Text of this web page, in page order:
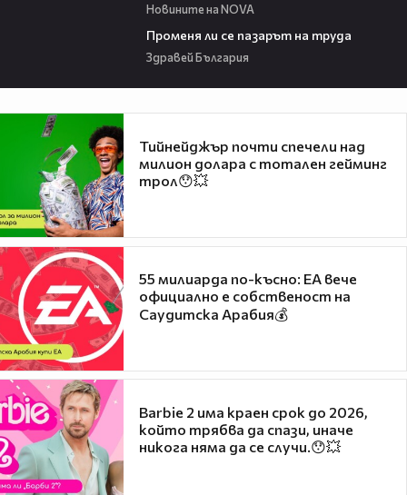
Новините на NOVA
Променя ли се пазарът на труда
Здравей България
Тийнейджър почти спечели над
милион долара с тотален гейминг
трол😯💥
55 милиарда по-късно: EA вече
официално е собственост на
Саудитска Арабия💰
Barbie 2 има краен срок до 2026,
който трябва да спази, иначе
никога няма да се случи.😯💥